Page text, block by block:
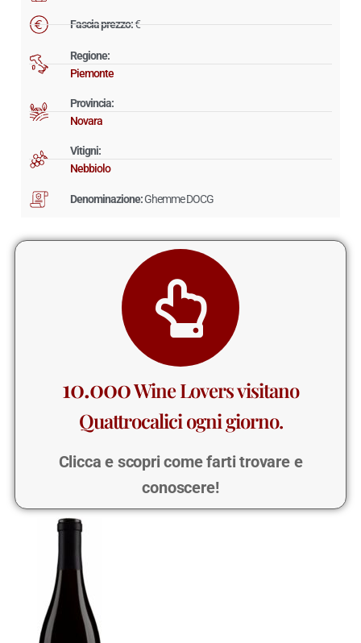
Fascia prezzo:€
Regione:
Piemonte
Provincia:
Novara
Vitigni:
Nebbiolo
Denominazione:Ghemme DOCG
10.000Wine Lovers visitano
Quattrocalici ogni giorno.
Clicca e scopri come farti trovare e
conoscere!